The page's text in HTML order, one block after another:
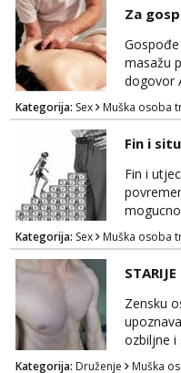
Nikakve
ukratko
Za
masažu
dogovor
Budi
Kategorija: Sex Muška osoba
Fin i
Fin i
potpora!
Kategorija: Sex Muška osoba
Zensku
ozbiljne i
vrijeme!
Kategorija: Druženje Muška